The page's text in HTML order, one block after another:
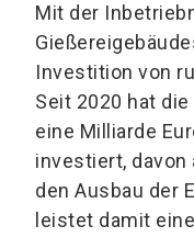
Mit der
Investition von
Seit 2020 hat
eine Milliarde
investiert, davon
den Ausbau der
leistet damit